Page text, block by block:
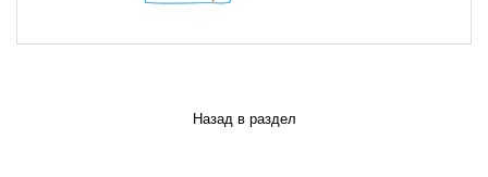
Назад в раздел